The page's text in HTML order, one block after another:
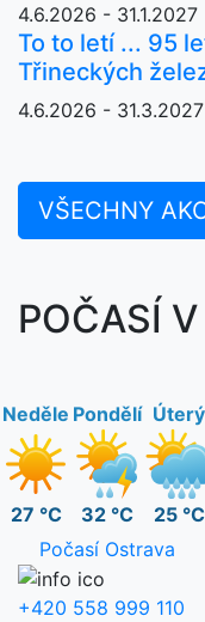
4.6.2026 - 31.1.2027
To to letí ... 95
Třineckých
4.6.2026 - 31.3.2027
VŠECHNY
POČASÍ
Neděle
27 °C
Pondělí
32 °C
Úterý
25 °C
Počasí Ostrava
+420 558 999 110